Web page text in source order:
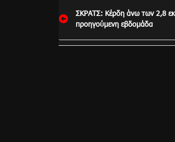
Πλοήγηση
άρθρων
ΣΚΡΑΤΣ: Κέρδη άνω των 2,8
προηγούμενη εβδομάδα